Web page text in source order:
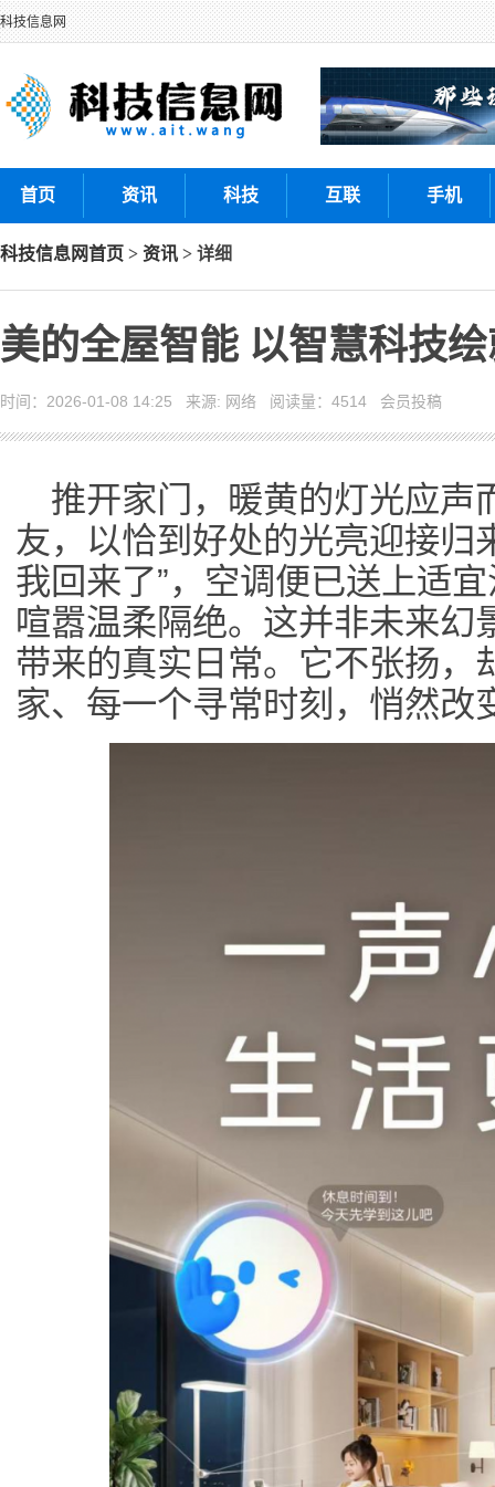
科技信息网
首页 资讯 科技 互联 手机
科技信息网首页 > 资讯 > 详细
美的全屋智能 以智慧科技
时间：2026-01-08 14:25 来源: 网络 阅读量：4514 会员投稿
推开家门，暖黄的灯光应声
友，以恰到好处的光亮迎接归
我回来了”，空调便已送上适
喧嚣温柔隔绝。这并非未来幻
带来的真实日常。它不张扬，
家、每一个寻常时刻，悄然改